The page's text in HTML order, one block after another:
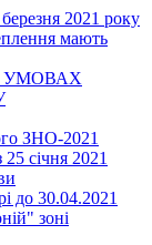
2021 року
мають
УМОВАХ
ЗНО-2021
січня 2021
до 30.04.2021
зоні